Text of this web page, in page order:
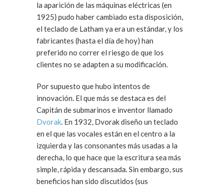
la aparición de las máquinas eléctricas (en
1925) pudo haber cambiado esta disposición,
el teclado de Latham ya era un estándar, y los
fabricantes (hasta el día de hoy) han
preferido no correr el riesgo de que los
clientes no se adapten a su modificación.
Por supuesto que hubo intentos de
innovación. El que más se destaca es del
Capitán de submarinos e inventor llamado
Dvorak. En 1932, Dvorak diseño un teclado
en el que las vocales están en el centro a la
izquierda y las consonantes más usadas a la
derecha, lo que hace que la escritura sea más
simple, rápida y descansada. Sin embargo, sus
beneficios han sido discutidos (sus